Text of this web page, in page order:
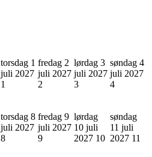
torsdag 1
juli 2027
1
fredag 2
juli 2027
2
lørdag 3
juli 2027
3
søndag 4
juli 2027
4
torsdag 8
juli 2027
8
fredag 9
juli 2027
9
lørdag
10 juli
2027 10
søndag
11 juli
2027 11